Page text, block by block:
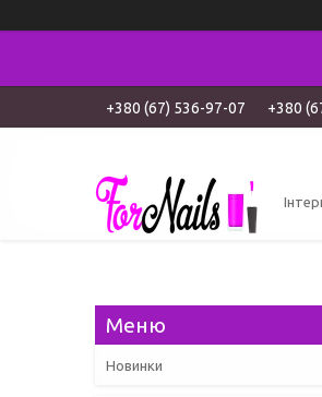
+380 (67) 536-97-07 +380
Новинки